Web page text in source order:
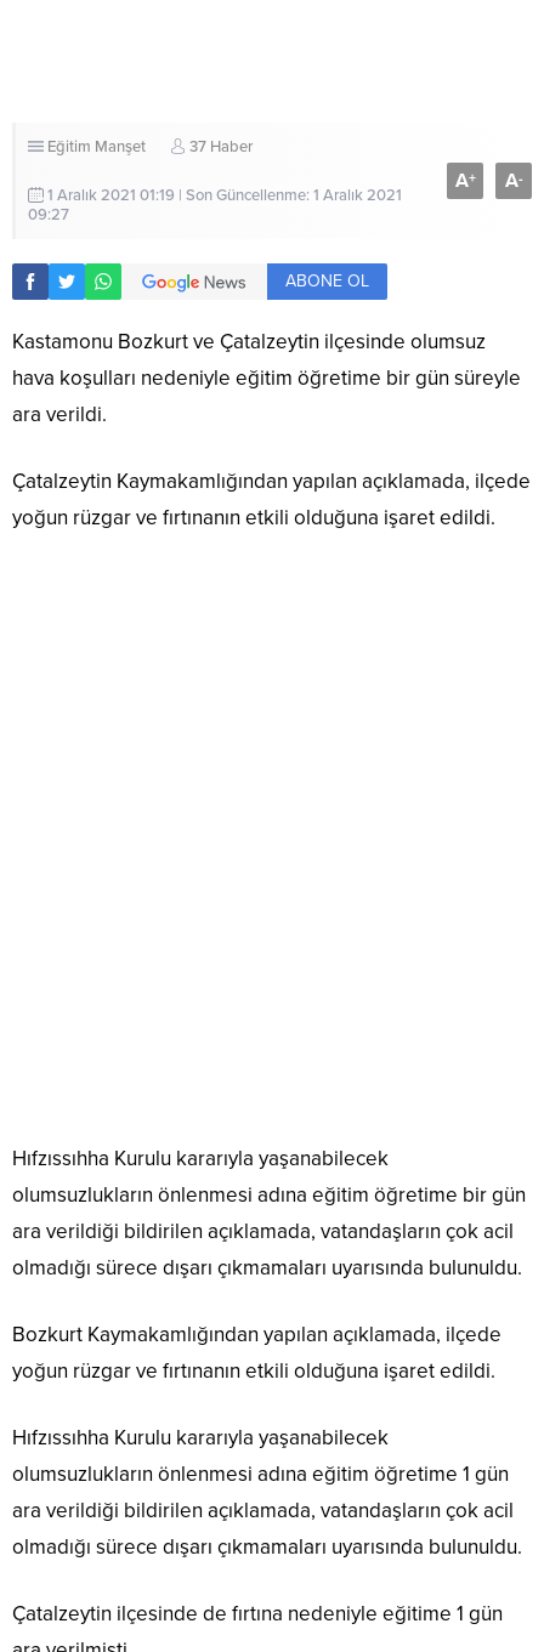
Eğitim Manşet 37 Haber
1 Aralık 2021 01:19 | Son Güncellenme: 1 Aralık 2021
09:27
A+ A-
ABONE OL
Kastamonu Bozkurt ve Çatalzeytin ilçesinde olumsuz
hava koşulları nedeniyle eğitim öğretime bir gün süreyle
ara verildi.
Çatalzeytin Kaymakamlığından yapılan açıklamada, ilçede
yoğun rüzgar ve fırtınanın etkili olduğuna işaret edildi.
Hıfzıssıhha Kurulu kararıyla yaşanabilecek
olumsuzlukların önlenmesi adına eğitim öğretime bir gün
ara verildiği bildirilen açıklamada, vatandaşların çok acil
olmadığı sürece dışarı çıkmamaları uyarısında bulunuldu.
Bozkurt Kaymakamlığından yapılan açıklamada, ilçede
yoğun rüzgar ve fırtınanın etkili olduğuna işaret edildi.
Hıfzıssıhha Kurulu kararıyla yaşanabilecek
olumsuzlukların önlenmesi adına eğitim öğretime 1 gün
ara verildiği bildirilen açıklamada, vatandaşların çok acil
olmadığı sürece dışarı çıkmamaları uyarısında bulunuldu.
Çatalzeytin ilçesinde de fırtına nedeniyle eğitime 1 gün